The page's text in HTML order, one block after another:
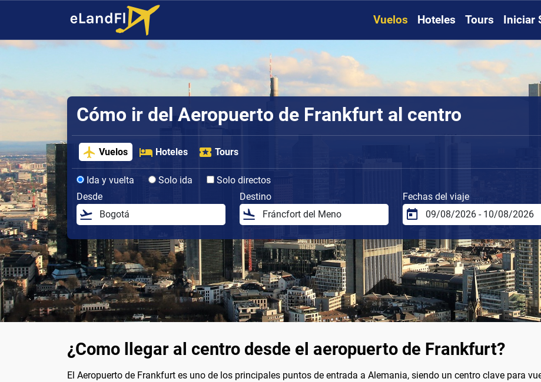
Vuelos Hoteles Tours Iniciar
Cómo ir del Aeropuerto de Frankfurt al centro
Vuelos Hoteles Tours
Ida y vuelta Solo ida
Solo directos
Desde
Destino Fechas del viaje
¿Como llegar al centro desde el aeropuerto de Frankfurt?
El Aeropuerto de Frankfurt es uno de los principales puntos de entrada a Alemania, siendo un centro clave para